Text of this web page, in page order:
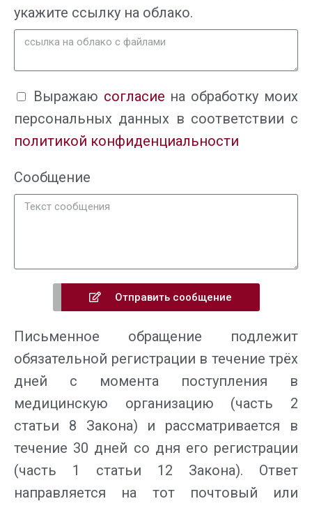
укажите ссылку на облако.
Выражаю согласие на обработку моих
персональных данных в соответствии с
политикой конфиденциальности
Сообщение
Отправить сообщение
Письменное обращение подлежит
обязательной регистрации в течение трёх
дней с момента поступления в
медицинскую организацию (часть 2
статьи 8 Закона) и рассматривается в
течение 30 дней со дня его регистрации
(часть 1 статьи 12 Закона). Ответ
направляется на тот почтовый или